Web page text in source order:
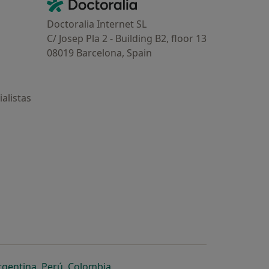
Contacto
Doctoralia Internet SL
C/ Josep Pla 2 - Building B2, floor 13
08019 Barcelona, Spain
pestaña
una nueva pestaña
en una nueva pestaña
se abre en una nueva pestaña
se abre en una nueva pestaña
se abre en una nueva pestaña